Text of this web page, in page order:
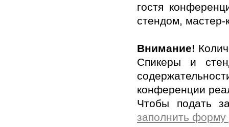
гостя
стендом,
Внимание!
Спикеры и
конференции
Чтобы подать
заполнить форму